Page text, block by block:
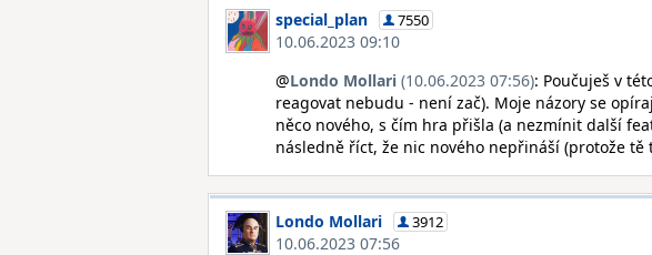
special_plan 7550
10.06.2023 09:10
@Londo Mollari (10.06.2023 07:56): Poučuješ v
reagovat nebudu - není zač). Moje názory se
něco nového, s čím hra přišla (a nezmínit další
následně říct, že nic nového nepřináší (protože tě
Londo Mollari 3912
10.06.2023 07:56